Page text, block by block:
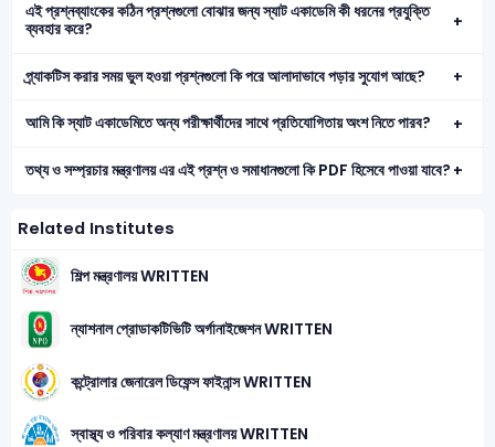
এই প্রশ্নব্যাংকের কঠিন প্রশ্নগুলো বোঝার জন্য স্যাট একাডেমি কী ধরনের প্রযুক্তি
ব্যবহার করে?
প্র্যাকটিস করার সময় ভুল হওয়া প্রশ্নগুলো কি পরে আলাদাভাবে পড়ার সুযোগ আছে?
আমি কি স্যাট একাডেমিতে অন্য পরীক্ষার্থীদের সাথে প্রতিযোগিতায় অংশ নিতে পারব?
তথ্য ও সম্প্রচার মন্ত্রণালয় এর এই প্রশ্ন ও সমাধানগুলো কি PDF হিসেবে পাওয়া যাবে?
Related Institutes
শিল্প মন্ত্রণালয় WRITTEN
ন্যাশনাল প্রোডাকটিভিটি অর্গানাইজেশন WRITTEN
কন্ট্রোলার জেনারেল ডিফেন্স ফাইনান্স WRITTEN
স্বাস্থ্য ও পরিবার কল্যাণ মন্ত্রণালয় WRITTEN